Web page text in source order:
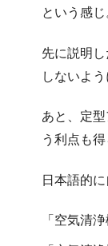
という感
先に説明
しないよ
あと、定
う利点も得
日本語的
「空気清